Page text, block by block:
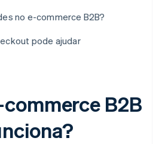
no e-commerce B2B?
pode ajudar
commerce B2B